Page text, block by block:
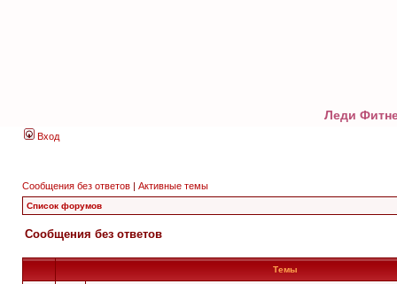
Леди
Вход
Сообщения без ответов | Активные темы
Список форумов
Сообщения без ответов
Темы